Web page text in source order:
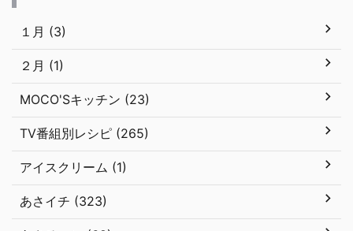
１月 (3)
２月 (1)
MOCO'Sキッチン (23)
TV番組別レシピ (265)
アイスクリーム (1)
あさイチ (323)